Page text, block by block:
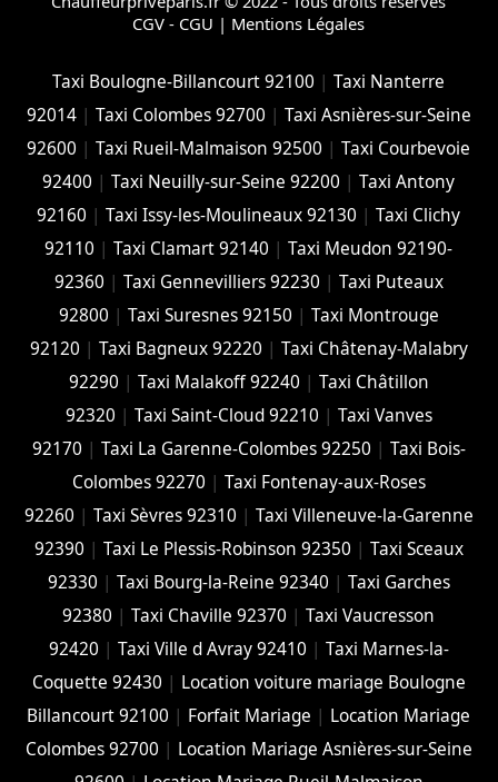
CGV - CGU | Mentions Légales
Taxi Boulogne-Billancourt 92100 |Taxi Nanterre
92014| Taxi Colombes 92700 | Taxi Asnières-sur-Seine
92600 |Taxi Rueil-Malmaison 92500 |Taxi Courbevoie
92400 |Taxi Neuilly-sur-Seine 92200 |Taxi Antony
92160 |Taxi Issy-les-Moulineaux 92130 |Taxi Clichy
92110 |Taxi Clamart 92140 |Taxi Meudon 92190-
92360 | Taxi Gennevilliers 92230 | Taxi Puteaux
92800 | Taxi Suresnes 92150 | Taxi Montrouge
92120 | Taxi Bagneux 92220 | Taxi Châtenay-Malabry
92290 | Taxi Malakoff 92240 | Taxi Châtillon
92320 | Taxi Saint-Cloud 92210 | Taxi Vanves
92170 | Taxi La Garenne-Colombes 92250 | Taxi Bois-
Colombes 92270 | Taxi Fontenay-aux-Roses
92260 | Taxi Sèvres 92310 | Taxi Villeneuve-la-Garenne
92390 | Taxi Le Plessis-Robinson 92350 | Taxi Sceaux
92330 | Taxi Bourg-la-Reine 92340 | Taxi Garches
92380 |Taxi Chaville 92370 |Taxi Vaucresson
92420 | Taxi Ville d Avray 92410 | Taxi Marnes-la-
Coquette 92430 | Location voiture mariage Boulogne
Billancourt 92100 | Forfait Mariage | Location Mariage
Colombes 92700 | Location Mariage Asnières-sur-Seine